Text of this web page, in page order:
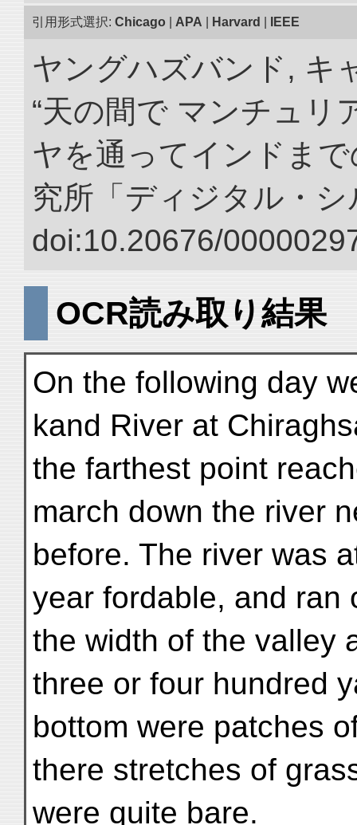
引用形式選択: Chicago APA Harvard IEEE
ヤングハズバンド, キ
“天の間で マンチュリ
ヤを通ってインドま
究所「ディジタル・
doi:10.20676/
OCR読み取り結果
On the following day
kand River at
the farthest point
march down the river
before. The river was
year fordable, and ran
the width of the valley
three or four hundred
bottom were patches
there stretches of
were quite bare.